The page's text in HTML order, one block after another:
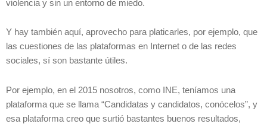
violencia y sin un entorno de miedo.
Y hay también aquí, aprovecho para platicarles, por ejemplo, que
las cuestiones de las plataformas en Internet o de las redes
sociales, sí son bastante útiles.
Por ejemplo, en el 2015 nosotros, como INE, teníamos una
plataforma que se llama “Candidatas y candidatos, conócelos”, y
esa plataforma creo que surtió bastantes buenos resultados,